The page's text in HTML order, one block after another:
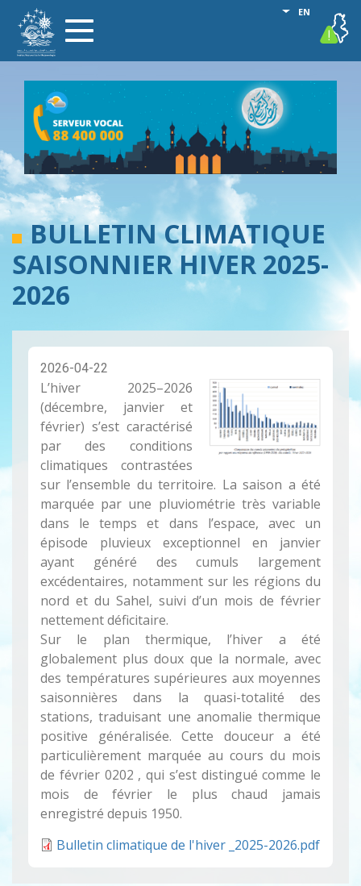
main
Toggle
navigation
EN
List
vigilance
BULLETIN CLIMATIQUE
SAISONNIER HIVER 2025-
2026
2026-04-22
L’hiver 2025–2026
(décembre, janvier et
février) s’est caractérisé
par des conditions
climatiques contrastées
sur l’ensemble du territoire. La saison a été
marquée par une pluviométrie très variable
dans le temps et dans l’espace, avec un
épisode pluvieux exceptionnel en janvier
ayant généré des cumuls largement
excédentaires, notamment sur les régions du
nord et du Sahel, suivi d’un mois de février
nettement déficitaire.
Sur le plan thermique, l’hiver a été
globalement plus doux que la normale, avec
des températures supérieures aux moyennes
saisonnières dans la quasi-totalité des
stations, traduisant une anomalie thermique
positive généralisée. Cette douceur a été
particulièrement marquée au cours du mois
de février 0202 , qui s’est distingué comme le
mois de février le plus chaud jamais
enregistré depuis 1950.
Bulletin climatique de l'hiver _2025-2026.pdf